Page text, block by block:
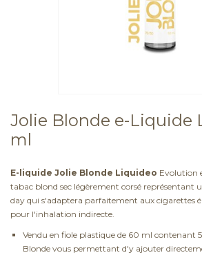
Jolie Blonde e-Liquide
ml
E-liquide Jolie Blonde Liquideo Evolution
tabac blond sec légèrement corsé représentant
day qui s'adaptera parfaitement aux cigarettes
pour l'inhalation indirecte.
Vendu en fiole plastique de 60 ml contenant
Blonde vous permettant d'y ajouter